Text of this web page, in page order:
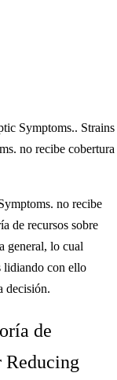
Symptoms.. Strains
no recibe cobertura
no recibe
de recursos sobre
general, lo cual
lidiando con ello
decisión.
de
Reducing